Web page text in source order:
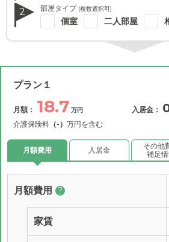
2 部屋タイプ (複数選択可)
個室 二人部屋
プラン１
月額： 18.7 万円
介護保険料 （-） 万円を含む
入居金：
月額費用 入居金
その他
補足
月額費用 ?
家賃